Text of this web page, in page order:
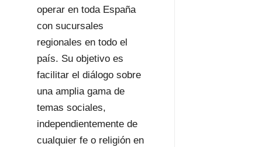
operar en toda España
con sucursales
regionales en todo el
país. Su objetivo es
facilitar el diálogo sobre
una amplia gama de
temas sociales,
independientemente de
cualquier fe o religión en